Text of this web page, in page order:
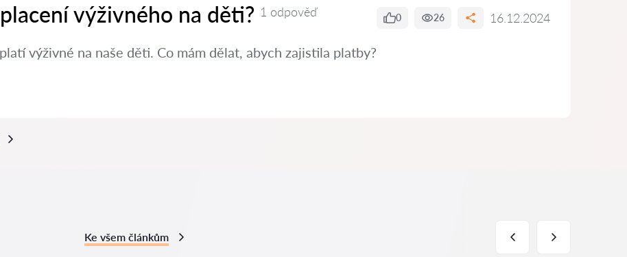
výživného na děti? 1 odpověď 0 26 16.12.2024
výživné na naše děti. Co mám dělat, abych zajistila platby?
Ke všem článkům